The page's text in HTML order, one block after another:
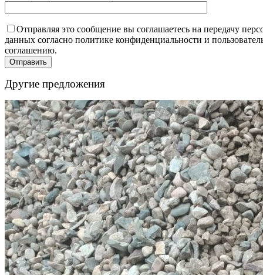
Отправляя это сообщение вы соглашаетесь на передачу
данных согласно политике конфиденциальности и
соглашению.
Другие предложения